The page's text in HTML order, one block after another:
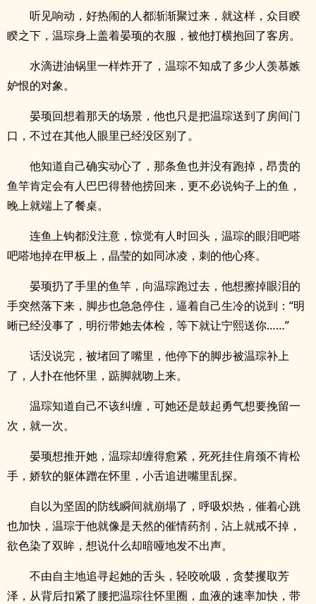
听见响动，好热闹的人都渐渐聚过来，就这样，众目睽
睽之下，温琮身上盖着晏顼的衣服，被他打横抱回了客房。
水滴进油锅里一样炸开了，温琮不知成了多少人羡慕嫉
妒恨的对象。
晏顼回想着那天的场景，他也只是把温琮送到了房间门
口，不过在其他人眼里已经没区别了。
他知道自己确实动心了，那条鱼也并没有跑掉，昂贵的
鱼竿肯定会有人巴巴得替他捞回来，更不必说钩子上的鱼，
晚上就端上了餐桌。
连鱼上钩都没注意，惊觉有人时回头，温琮的眼泪吧嗒
吧嗒地掉在甲板上，晶莹的如同冰凌，刺的他心疼。
晏顼扔了手里的鱼竿，向温琮跑过去，他想擦掉眼泪的
手突然落下来，脚步也急急停住，逼着自己生冷的说到：“明
晰已经没事了，明衍带她去体检，等下就让宁熙送你……”
话没说完，被堵回了嘴里，他停下的脚步被温琮补上
了，人扑在他怀里，踮脚就吻上来。
温琮知道自己不该纠缠，可她还是鼓起勇气想要挽留一
次，就一次。
晏顼想推开她，温琮却缠得愈紧，死死挂住肩颈不肯松
手，娇软的躯体蹭在怀里，小舌追进嘴里乱探。
自以为坚固的防线瞬间就崩塌了，呼吸炽热，催着心跳
也加快，温琮于他就像是天然的催情药剂，沾上就戒不掉，
欲色染了双眸，想说什么却暗哑地发不出声。
不由自主地追寻起她的舌头，轻咬吮吸，贪婪攫取芳
泽，从背后扣紧了腰把温琮往怀里圈，血液的速率加快，带